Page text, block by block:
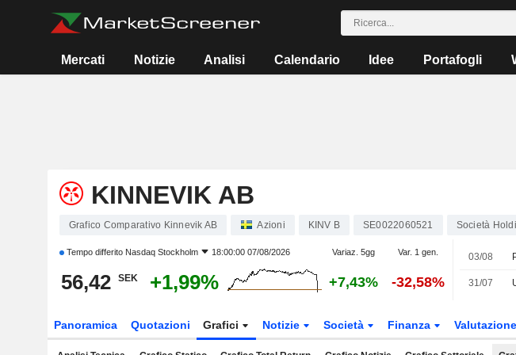
Mercati Notizie Analisi Calendario Idee Portafogli
KINNEVIK AB
Grafico Comparativo Kinnevik AB Azioni KINV B SE0022060521 Società
Tempo differito Nasdaq Stockholm 18:00:00 07/08/2026 Variaz. 5gg Var. 1 gen.
56,42 SEK +1,99% +7,43% -32,58%
03/08
31/07
Panoramica Quotazioni Grafici Notizie Società Finanza Valutazione